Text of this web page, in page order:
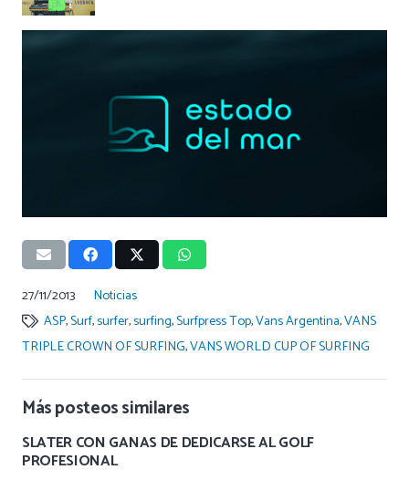
27/11/2013
Noticias
ASP,Surf,surfer,surfing,Surfpress Top,Vans Argentina,VANS
TRIPLE CROWN OF SURFING,VANS WORLD CUP OF SURFING
Más posteos similares
SLATER CON GANAS DE DEDICARSE AL GOLF
PROFESIONAL